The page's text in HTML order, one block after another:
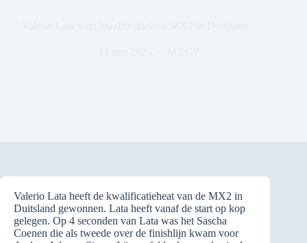
Valerio Lata heeft de kwalificatieheat van de MX2 in
Duitsland gewonnen. Lata heeft vanaf de start op kop
gelegen. Op 4 seconden van Lata was het Sascha
Coenen die als tweede over de finishlijn kwam voor